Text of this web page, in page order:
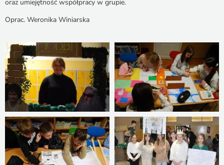
oraz umiejętność współpracy w grupie.
Oprac. Weronika Winiarska